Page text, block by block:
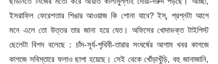
ইসরাফিল ফেরেশতার শিঙার আওয়াজ কি শোনা যাবে? ইস্, প্রশ্নটা আগে
মনে এলে তো উত্তর তার জানা হয়ে যেত। অফিসের খোদাভক্ত টাইপিস্ট
ছেলেটা বিশদ বলেছে : চাঁদ-সূর্য-পৃথিবী-তারার সংঘর্ষের আগাম খবর কাগজে
কাগজে সবিস্তারে ফলাও ছাপা হয়েছে। সেই থেকে খোঁড়াখুঁড়ি, বহু জানাজানি,